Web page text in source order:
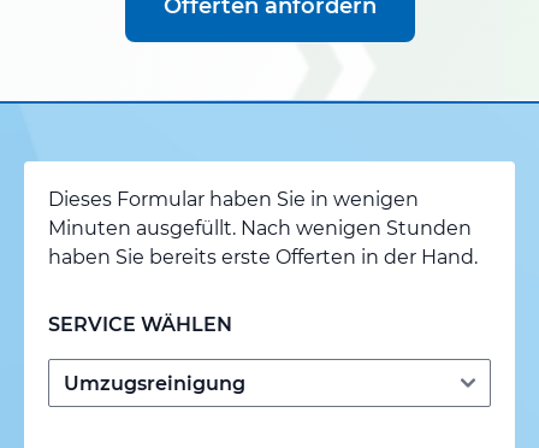
Offerten anfordern
Dieses Formular haben Sie in wenigen
Minuten ausgefüllt. Nach wenigen Stunden
haben Sie bereits erste Offerten in der Hand.
SERVICE WÄHLEN